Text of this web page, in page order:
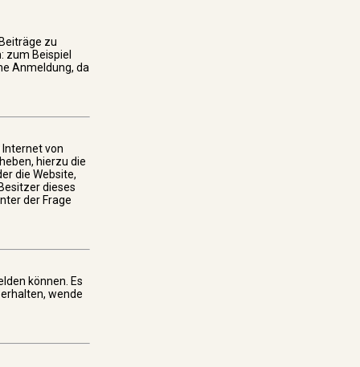
zu
zum Beispiel
Anmeldung, da
Internet von
hierzu die
die Website,
dieses
der Frage
können. Es
wende